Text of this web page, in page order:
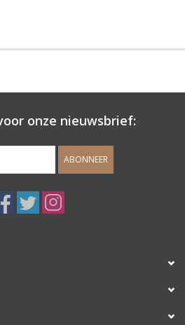
onze nieuwsbrief:
ABONNEER